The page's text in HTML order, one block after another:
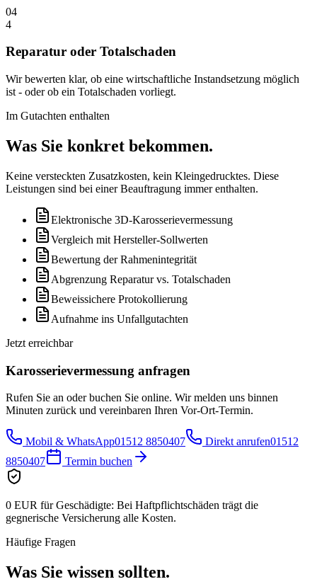
04
4
Reparatur oder Totalschaden
Wir bewerten klar, ob eine wirtschaftliche Instandsetzung möglich
ist - oder ob ein Totalschaden vorliegt.
Im Gutachten enthalten
Was Sie konkret bekommen.
Keine versteckten Zusatzkosten, kein Kleingedrucktes. Diese
Leistungen sind bei einer Beauftragung immer enthalten.
Elektronische 3D-Karosserievermessung
Vergleich mit Hersteller-Sollwerten
Bewertung der Rahmenintegrität
Abgrenzung Reparatur vs. Totalschaden
Beweissichere Protokollierung
Aufnahme ins Unfallgutachten
Jetzt erreichbar
Karosserievermessung anfragen
Rufen Sie an oder buchen Sie online. Wir melden uns binnen
Minuten zurück und vereinbaren Ihren Vor-Ort-Termin.
Mobil & WhatsApp01512 8850407 Direkt anrufen01512
8850407
Termin buchen
0 EUR für Geschädigte: Bei Haftpflichtschäden trägt die
gegnerische Versicherung alle Kosten.
Häufige Fragen
Was Sie wissen sollten.